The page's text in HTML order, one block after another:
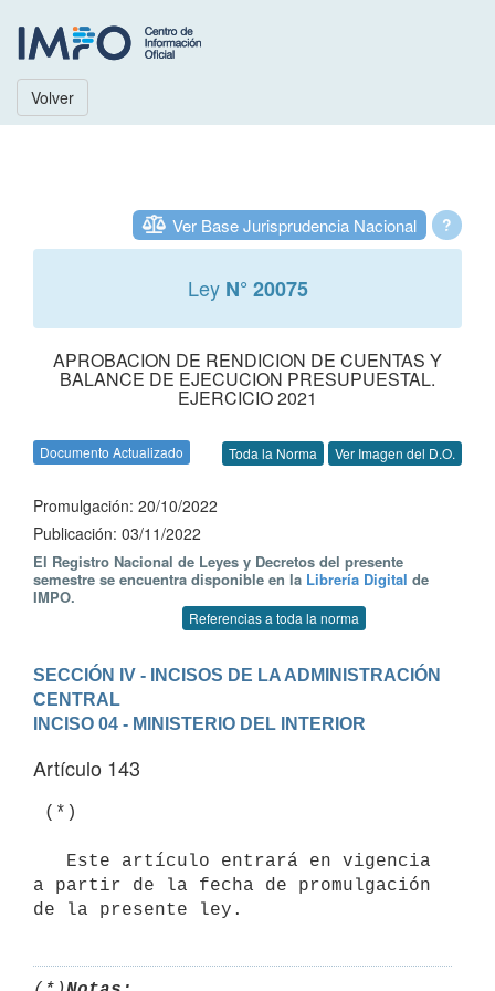
Volver
?
Ver Base Jurisprudencia Nacional
Ley N° 20075
APROBACION DE RENDICION DE CUENTAS Y
BALANCE DE EJECUCION PRESUPUESTAL.
EJERCICIO 2021
Documento Actualizado Toda la Norma Ver Imagen del D.O.
Promulgación: 20/10/2022
Publicación: 03/11/2022
El Registro Nacional de Leyes y Decretos del presente
semestre se encuentra disponible en la Librería Digital de
IMPO.
Referencias a toda la norma
SECCIÓN IV - INCISOS DE LA ADMINISTRACIÓN
CENTRAL
INCISO 04 - MINISTERIO DEL INTERIOR
Artículo 143
a partir de la fecha de promulgación